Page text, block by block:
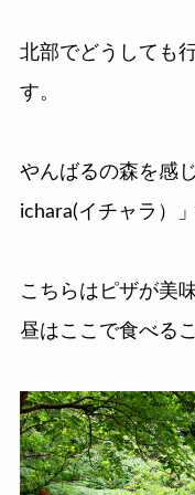
北部でどうしても
す。
やんばるの森を感
ichara(イチャラ）」
こちらはピザが美
昼はここで食べる